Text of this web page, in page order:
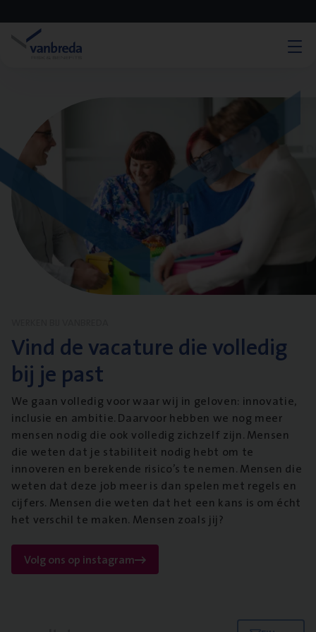
Vind de vacature die volledig
bij je past
We gaan volledig voor waar wij in geloven: innovatie,
inclusie en ambitie. Daarvoor hebben we nog meer
mensen nodig die ook volledig zichzelf zijn. Mensen
die weten dat je stabiliteit nodig hebt om te
innoveren en berekende risico’s te nemen. Mensen die
weten dat deze job meer is dan spelen met regels en
cijfers. Mensen die weten dat het een kans is om écht
het verschil te maken. Mensen zoals jij?
Volg ons op instagram